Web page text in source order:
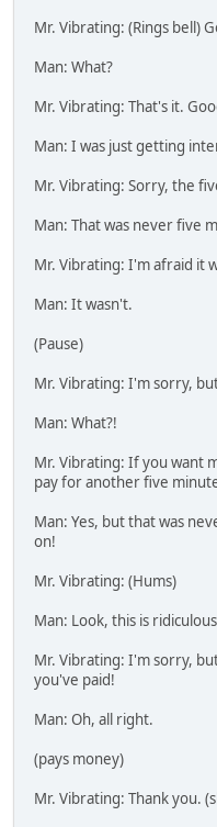
Mr. Vibrating: (Rings bell)
Man: What?
Mr. Vibrating: That's it.
Man: I was just getting
Mr. Vibrating: Sorry, the
Man: That was never five
Mr. Vibrating: I'm afraid it
Man: It wasn't.
(Pause)
Mr. Vibrating: I'm sorry,
Man: What?!
Mr. Vibrating: If you want
pay for another five
Man: Yes, but that was
on!
Mr. Vibrating: (Hums)
Man: Look, this is
Mr. Vibrating: I'm sorry,
you've paid!
Man: Oh, all right.
(pays money)
Mr. Vibrating: Thank you.